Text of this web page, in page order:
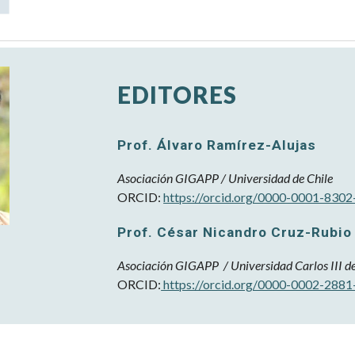
EDITORES
Prof. Álvaro Ramírez-Alujas
Asociación GIGAPP /Universidad de Chile
ORCID:https://orcid.org/0000-0001-
Prof. César Nicandro Cruz-Rubio
AsociaciónGIGAPP / Universidad Carlos III
ORCID: https://orcid.org/0000-0002-